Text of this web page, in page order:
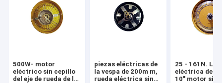
500W- motor
eléctrico sin cepillo
del eje de rueda de la
piezas eléctricas de
la vespa de 200m m,
rueda eléctrica sin
25 - 161N. La
eléctrica de M
10" motor sin